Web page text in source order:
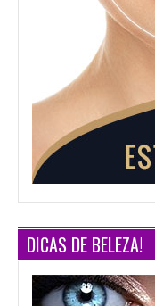
DICAS DE BELEZA!